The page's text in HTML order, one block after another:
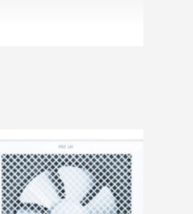
và nhiều ưu đãi khác